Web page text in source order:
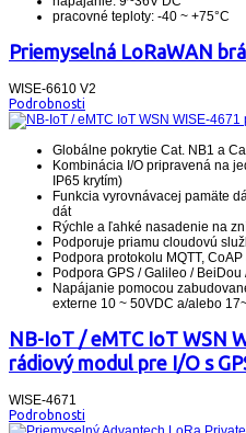
pracovné teploty: -40 ~ +75°C
Priemyselná LoRaWAN
WISE-6610 V2
Podrobnosti
Globálne pokrytie Cat. NB1 a
Kombinácia I/O pripravená na
IP65 krytím)
Funkcia vyrovnávacej pamäte
dát
Rýchle a ľahké nasadenie na
Podporuje priamu cloudovú
Podpora protokolu MQTT,
Podpora GPS / Galileo / BeiDou
Napájanie pomocou
externe 10 ~ 50VDC a/alebo
NB-IoT / eMTC IoT WSN
rádiový modul pre I/O s
WISE-4671
Podrobnosti